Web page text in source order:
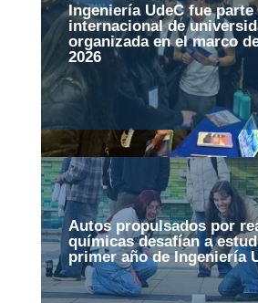
Ingeniería UdeC fue
internacional de
organizada en el marco
2026
Autos propulsados por
químicas desafían a
primer año de Ingeniería